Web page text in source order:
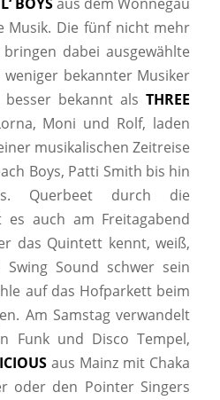
Musik. Die fünf nicht mehr
dabei ausgewählte
bekannter Musiker
besser bekannt alsTHREE
Moni und Rolf, laden
musikalischen Zeitreise
Boys, Patti Smith bis hin
Querbeet durch die
es auch am Freitagabend
das Quintett kennt, weiß,
Sound schwer sein
auf das Hofparkett beim
Am Samstag verwandelt
Funk und Disco Tempel,
aus Mainz mit Chaka
oder den Pointer Singers